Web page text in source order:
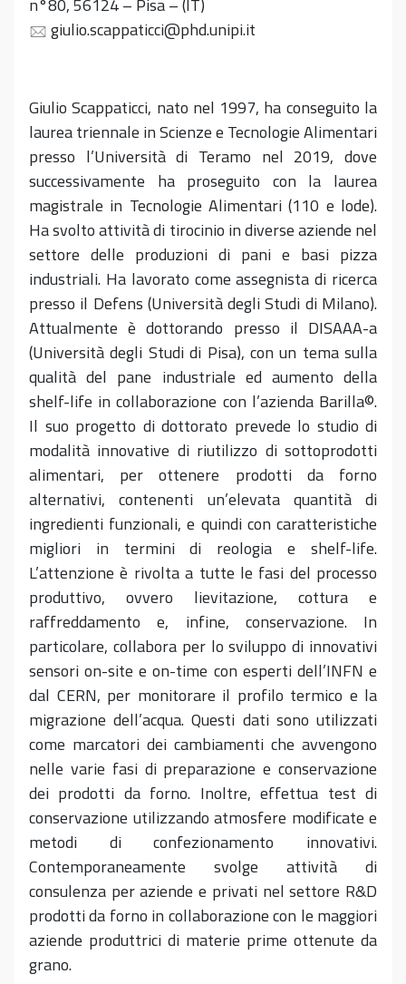
n°80, 56124 – Pisa – (IT)
giulio.scappaticci@phd.unipi.it
Giulio Scappaticci, nato nel 1997, ha conseguito la
laurea triennale in Scienze e Tecnologie Alimentari
presso l’Università di Teramo nel 2019, dove
successivamente ha proseguito con la laurea
magistrale in Tecnologie Alimentari (110 e lode).
Ha svolto attività di tirocinio in diverse aziende nel
settore delle produzioni di pani e basi pizza
industriali. Ha lavorato come assegnista di ricerca
presso il Defens (Università degli Studi di Milano).
Attualmente è dottorando presso il DISAAA-a
(Università degli Studi di Pisa), con un tema sulla
qualità del pane industriale ed aumento della
shelf-life in collaborazione con l’azienda Barilla©.
Il suo progetto di dottorato prevede lo studio di
modalità innovative di riutilizzo di sottoprodotti
alimentari, per ottenere prodotti da forno
alternativi, contenenti un’elevata quantità di
ingredienti funzionali, e quindi con caratteristiche
migliori in termini di reologia e shelf-life.
L’attenzione è rivolta a tutte le fasi del processo
produttivo, ovvero lievitazione, cottura e
raffreddamento e, infine, conservazione. In
particolare, collabora per lo sviluppo di innovativi
sensori on-site e on-time con esperti dell’INFN e
dal CERN, per monitorare il profilo termico e la
migrazione dell’acqua. Questi dati sono utilizzati
come marcatori dei cambiamenti che avvengono
nelle varie fasi di preparazione e conservazione
dei prodotti da forno. Inoltre, effettua test di
conservazione utilizzando atmosfere modificate e
metodi di confezionamento innovativi.
Contemporaneamente svolge attività di
consulenza per aziende e privati nel settore R&D
prodotti da forno in collaborazione con le maggiori
aziende produttrici di materie prime ottenute da
grano.